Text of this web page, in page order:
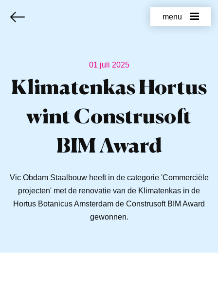
menu
01 juli 2025
Klimatenkas Hortus
wint Construsoft
BIM Award
Vic Obdam Staalbouw heeft in de categorie 'Commerciële
projecten' met de renovatie van de Klimatenkas in de
Hortus Botanicus Amsterdam de Construsoft BIM Award
gewonnen.